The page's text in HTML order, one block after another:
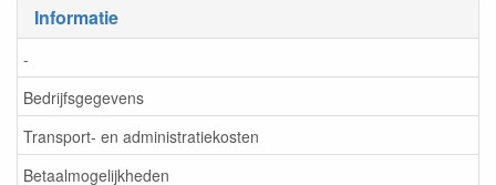
Informatie
-
Bedrijfsgegevens
Transport- en administratiekosten
Betaalmogelijkheden